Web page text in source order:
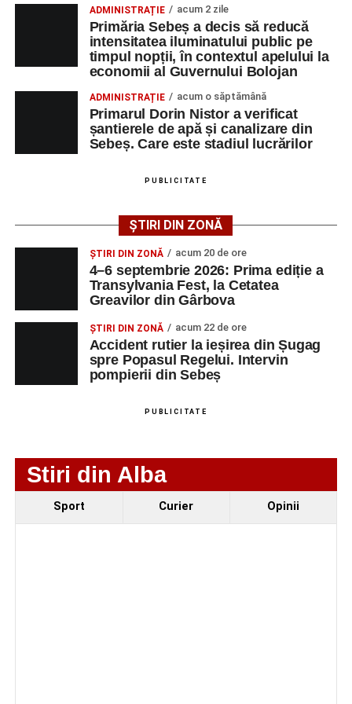
Adaugă-ne ca sursă preferată
Urmărește-ne pe Google News
Ultimele știri din Sebeș
Femeie de 66 de ani, transportată în stare gravă la
strada Dorobanți din Sebeș
Accident pe strada Dorobanți din Sebeș: fermeie
de 66 de ani rănită grav, după ce a fost lovită de o
motocicletă
4–6 septembrie 2026: Prima ediție a Transylvania
Fest, la Cetatea Greavilor din Gârbova
ADMINISTRAȚIE acum 2 zile
Primăria Sebeș a decis să reducă
intensitatea iluminatului public pe
timpul nopții, în contextul apelului la
economii al Guvernului Bolojan
ADMINISTRAȚIE acum o săptămână
Primarul Dorin Nistor a verificat
șantierele de apă și canalizare din
Sebeș. Care este stadiul lucrărilor
PUBLICITATE
ȘTIRI DIN ZONĂ
ȘTIRI DIN ZONĂ acum 20 de ore
4–6 septembrie 2026: Prima ediție a
Transylvania Fest, la Cetatea
Greavilor din Gârbova
ȘTIRI DIN ZONĂ acum 22 de ore
Accident rutier la ieșirea din Șugag
spre Popasul Regelui. Intervin
pompierii din Sebeș
PUBLICITATE
Stiri din Alba
Sport Curier Opinii